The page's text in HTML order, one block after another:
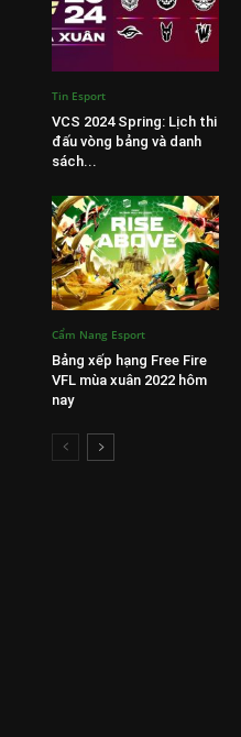
Tin Esport
VCS 2024 Spring: Lịch thi
đấu vòng bảng và danh
sách...
Cẩm Nang Esport
Bảng xếp hạng Free Fire
VFL mùa xuân 2022 hôm
nay